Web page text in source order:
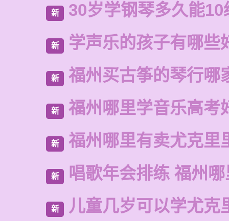
新 30岁学钢琴多久能10
新 学声乐的孩子有哪些
新 福州买古筝的琴行哪
新 福州哪里学音乐高考
新 福州哪里有卖尤克里
新 唱歌年会排练 福州
新 儿童几岁可以学尤克